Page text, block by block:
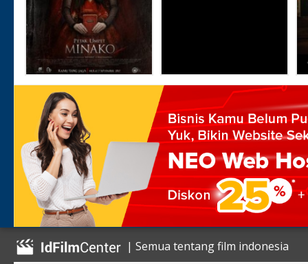
| Semua tentang film indonesia